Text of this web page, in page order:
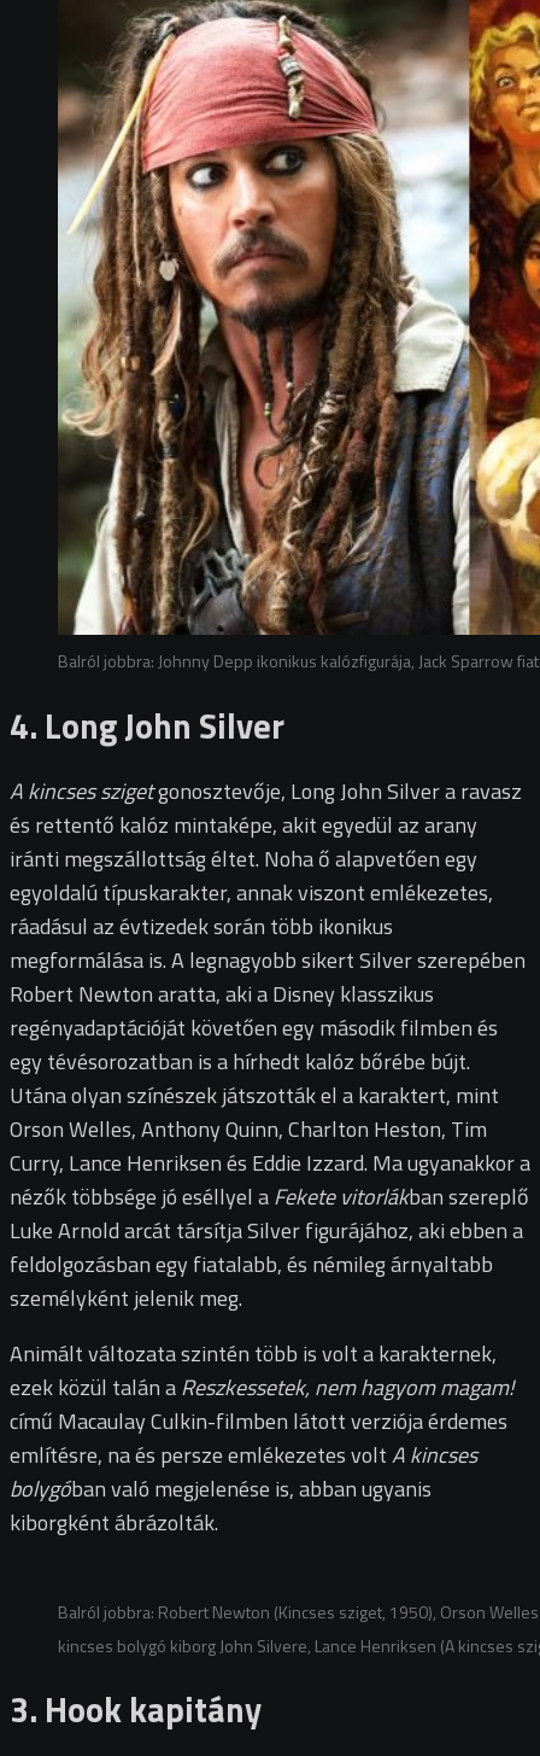
Balról jobbra: Johnny Depp ikonikus kalózfigurája, Jack Sparrow
4. Long John Silver
A kincses szigetgonosztevője, Long John Silver a ravasz
és rettentő kalóz mintaképe, akit egyedül az arany
iránti megszállottság éltet. Noha ő alapvetően egy
egyoldalú típuskarakter, annak viszont emlékezetes,
ráadásul az évtizedek során több ikonikus
megformálása is. A legnagyobb sikert Silver szerepében
Robert Newton aratta, aki a Disney klasszikus
regényadaptációját követően egy második filmben és
egy tévésorozatban is a hírhedt kalóz bőrébe bújt.
Utána olyan színészek játszották el a karaktert, mint
Orson Welles, Anthony Quinn, Charlton Heston, Tim
Curry, Lance Henriksen és Eddie Izzard. Ma ugyanakkor a
nézők többsége jó eséllyel aFekete vitorlákban szereplő
Luke Arnold arcát társítja Silver figurájához, aki ebben a
feldolgozásban egy fiatalabb, és némileg árnyaltabb
személyként jelenik meg.
Animált változata szintén több is volt a karakternek,
ezek közül talán aReszkessetek, nem hagyom magam!
című Macaulay Culkin-filmben látott verziója érdemes
említésre, na és persze emlékezetes voltA kincses
bolygóban való megjelenése is, abban ugyanis
kiborgként ábrázolták.
Balról jobbra: Robert Newton (Kincses sziget, 1950), Orson
kincses bolygó kiborg John Silvere, Lance Henriksen (A kincses
3. Hook kapitány